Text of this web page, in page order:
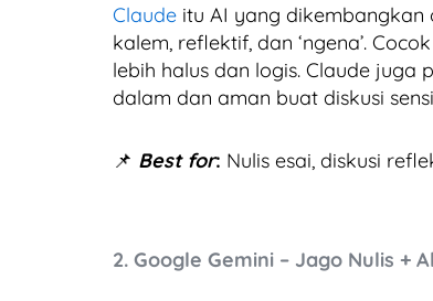
Claude itu AI yang dikembangkan
kalem, reflektif, dan ‘ngena’.
lebih halus dan logis. Claude juga
dalam dan aman buat diskusi
📌 Best for: Nulis esai, diskusi
2. Google Gemini – Jago Nulis +